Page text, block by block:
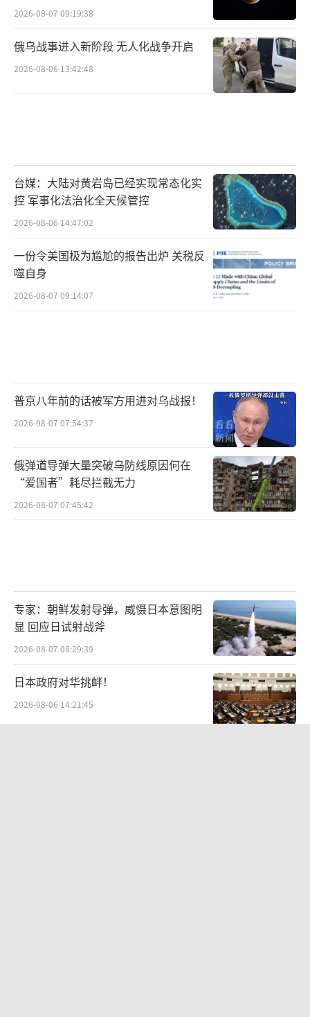
2026-08-07 09:19:38
俄乌战事进入新阶段 无人化战争开启
2026-08-06 13:42:48
台媒：大陆对黄岩岛已经实现常态化实
控 军事化法治化全天候管控
2026-08-06 14:47:02
一份令美国极为尴尬的报告出炉 关税反
噬自身
2026-08-07 09:14:07
普京八年前的话被军方用进对乌战报！
2026-08-07 07:54:37
俄弹道导弹大量突破乌防线原因何在
“爱国者”耗尽拦截无力
2026-08-07 07:45:42
专家：朝鲜发射导弹，威慑日本意图明
显 回应日试射战斧
2026-08-07 08:29:39
日本政府对华挑衅！
2026-08-06 14:21:45